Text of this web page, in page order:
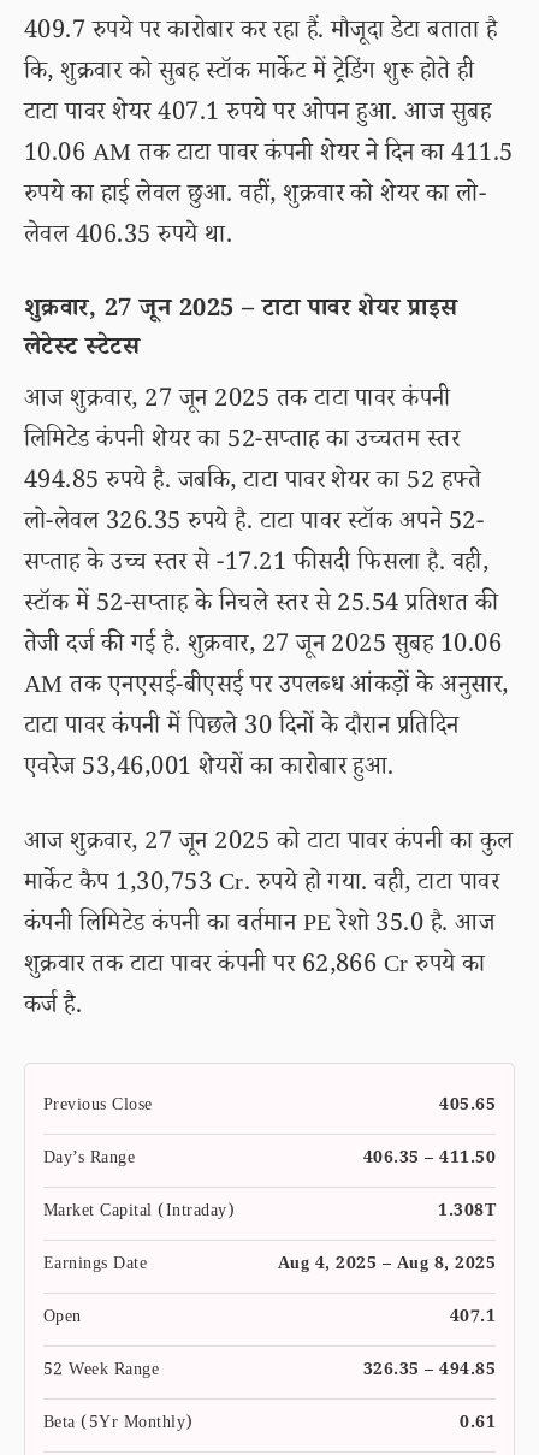
409.7 रुपये पर कारोबार कर रहा हैं. मौजूदा डेटा बताता है
कि, शुक्रवार को सुबह स्टॉक मार्केट में ट्रेडिंग शुरू होते ही
टाटा पावर शेयर 407.1 रुपये पर ओपन हुआ. आज सुबह
10.06 AM तक टाटा पावर कंपनी शेयर ने दिन का 411.5
रुपये का हाई लेवल छुआ. वहीं, शुक्रवार को शेयर का लो-
लेवल 406.35 रुपये था.
शुक्रवार, 27 जून 2025 – टाटा पावर शेयर प्राइस
लेटेस्ट स्टेटस
आज शुक्रवार, 27 जून 2025 तक टाटा पावर कंपनी
लिमिटेड कंपनी शेयर का 52-सप्ताह का उच्चतम स्तर
494.85 रुपये है. जबकि, टाटा पावर शेयर का 52 हफ्ते
लो-लेवल 326.35 रुपये है. टाटा पावर स्टॉक अपने 52-
सप्ताह के उच्च स्तर से -17.21 फीसदी फिसला है. वही,
स्टॉक में 52-सप्ताह के निचले स्तर से 25.54 प्रतिशत की
तेजी दर्ज की गई है. शुक्रवार, 27 जून 2025 सुबह 10.06
AM तक एनएसई-बीएसई पर उपलब्ध आंकड़ों के अनुसार,
टाटा पावर कंपनी में पिछले 30 दिनों के दौरान प्रतिदिन
एवरेज 53,46,001 शेयरों का कारोबार हुआ.
आज शुक्रवार, 27 जून 2025 को टाटा पावर कंपनी का कुल
मार्केट कैप 1,30,753 Cr. रुपये हो गया. वही, टाटा पावर
कंपनी लिमिटेड कंपनी का वर्तमान PE रेशो 35.0 है. आज
शुक्रवार तक टाटा पावर कंपनी पर 62,866 Cr रुपये का
कर्ज है.
Previous Close
405.65
Day’s Range
406.35 – 411.50
Market Capital (Intraday)
1.308T
Earnings Date
Aug 4, 2025 – Aug 8, 2025
Open
407.1
52 Week Range
326.35 – 494.85
Beta (5Yr Monthly)
0.61